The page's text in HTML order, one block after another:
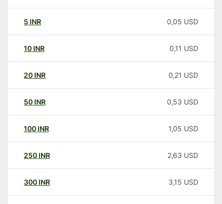
5 INR 0,05 USD
10 INR 0,11 USD
20 INR 0,21 USD
50 INR 0,53 USD
100 INR 1,05 USD
250 INR 2,63 USD
300 INR 3,15 USD